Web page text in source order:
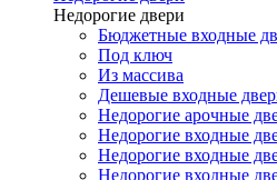
Недорогие двери
Бюджетные входные
Под ключ
Из массива
Дешевые входные
Недорогие арочные
Недорогие входные
Недорогие входные
Недорогие входные